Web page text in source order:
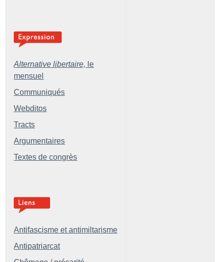
Alternative libertaire, le
mensuel
Communiqués
Webditos
Tracts
Argumentaires
Textes de congrès
Antifascisme et antimiltarisme
Antipatriarcat